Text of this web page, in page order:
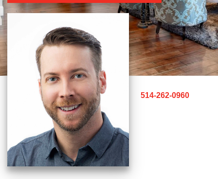
514-262-0960